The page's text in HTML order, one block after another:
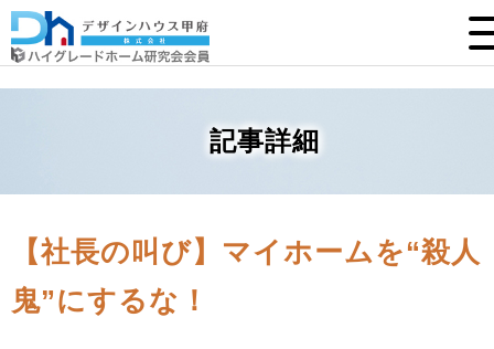
記事詳細
【社長の叫び】マイホームを“殺人
鬼”にするな！